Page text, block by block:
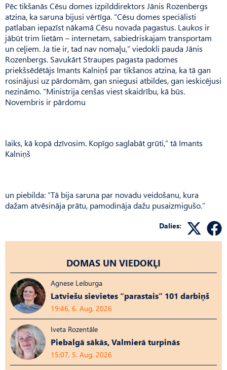
Pēc tikšanās Cēsu domes izpilddirektors Jānis Rozenbergs
atzina, ka saruna bijusi vērtīga. “Cēsu domes speciālisti
patlaban iepazīst nākamā Cēsu novada pagastus. Laukos ir
jābūt trim lietām – internetam, sabiedriskajam transportam
un ceļiem. Ja tie ir, tad nav nomaļu,” viedokli pauda Jānis
Rozenbergs. Savukārt Straupes pagasta padomes
priekšsēdētājs Imants Kalniņš par tikšanos atzina, ka tā gan
rosinājusi uz pārdomām, gan sniegusi atbildes, gan ieskicējusi
nezināmo. “Ministrija cenšas viest skaidrību, kā būs.
Novembris ir pārdomu
laiks, kā kopā dzīvosim. Kopīgo saglabāt grūti,” tā Imants
Kalniņš
un piebilda: “Tā bija saruna par novadu veidošanu, kura
dažam atvēsināja prātu, pamodināja dažu pusaizmigušo.”
Dalies:
DOMAS UN VIEDOKĻI
Agnese Leiburga
Latviešu sievietes “parastais” 101 darbiņš
19:46, 6. Aug, 2026
Iveta Rozentāle
Piebalgā sākās, Valmierā turpinās
15:07, 5. Aug, 2026